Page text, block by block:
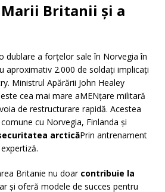
Britanii și a
dublare a forțelor sale în Norvegia în
aproximativ 2.000 de soldați implicați
Ministrul Apărării John Healey
cea mai mare aMENțare militară
de restructurare rapidă. Acestea
cu Norvegia, Finlanda și
arcticăPrin antrenament
Britanie nu doar contribuie la
și oferă modele de succes pentru